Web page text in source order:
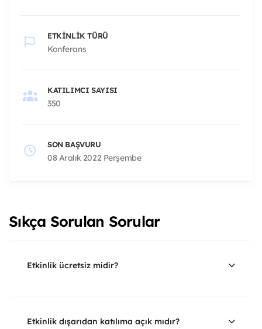
ETKINLIK TÜRÜ
Konferans
KATILIMCI SAYISI
350
SON BAŞVURU
08 Aralık 2022 Perşembe
Sıkça Sorulan Sorular
Etkinlik ücretsiz midir?
Etkinlik dışarıdan katılıma açık mıdır?